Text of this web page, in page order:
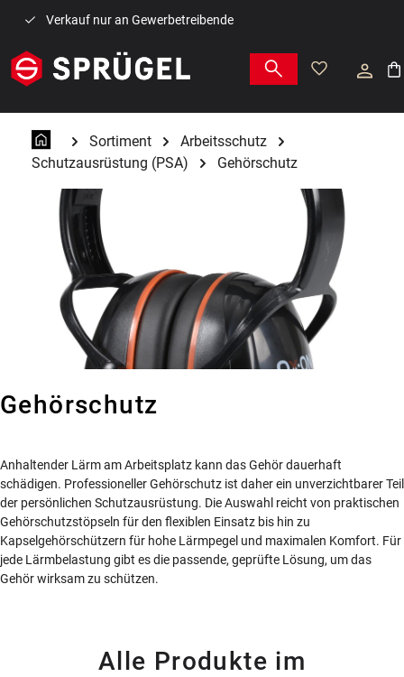
Zum Hauptinhalt springen
Verkauf nur an Gewerbetreibende
Sortiment
Arbeitsschutz
Schutzausrüstung (PSA)
Gehörschutz
Gehörschutz
Anhaltender Lärm am Arbeitsplatz kann das Gehör dauerhaft
schädigen. Professioneller Gehörschutz ist daher ein unverzichtbarer Teil
der persönlichen Schutzausrüstung. Die Auswahl reicht von praktischen
Gehörschutzstöpseln für den flexiblen Einsatz bis hin zu
Kapselgehörschützern für hohe Lärmpegel und maximalen Komfort. Für
jede Lärmbelastung gibt es die passende, geprüfte Lösung, um das
Gehör wirksam zu schützen.
Alle Produkte im